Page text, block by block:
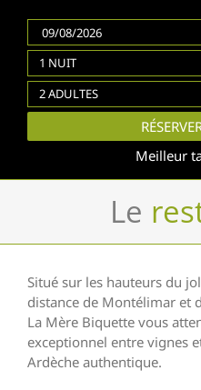
1 NUIT
2 ADULTES
Meilleur
Le
Situé sur les hauteurs du
distance de Montélimar et
La Mère Biquette vous
exceptionnel entre vignes
Ardèche authentique.